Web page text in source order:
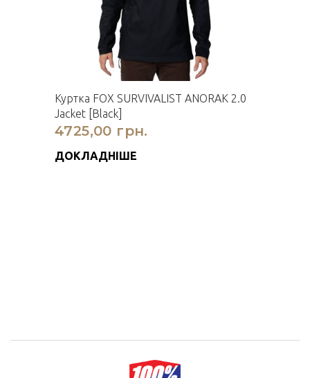
Куртка FOX SURVIVALIST ANORAK 2.0
Jacket [Black]
4725,00 грн.
ДОКЛАДНІШЕ